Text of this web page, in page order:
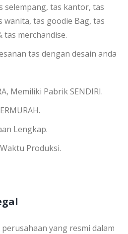
selempang, tas kantor, tas
wanita, tas goodie Bag, tas
tas merchandise.
tas dengan desain anda
Memiliki Pabrik SENDIRI.
Lengkap.
Produksi.
yang resmi dalam